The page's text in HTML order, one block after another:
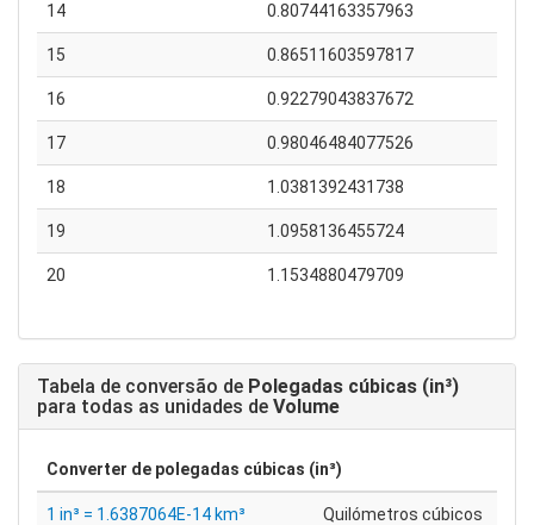
14 0.80744163357963
15 0.86511603597817
16 0.92279043837672
17 0.98046484077526
18 1.0381392431738
19 1.0958136455724
20 1.1534880479709
Tabela de conversão de Polegadas cúbicas (in³)
para todas as unidades de Volume
Converter de polegadas cúbicas (in³)
1 in³ = 1.6387064E-14 km³ Quilómetros cúbicos